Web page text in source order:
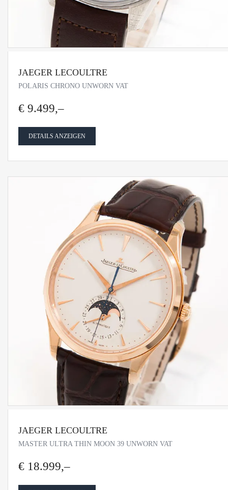
JAEGER LECOULTRE
POLARIS CHRONO UNWORN VAT
€ 9.499,–
DETAILS ANZEIGEN
JAEGER LECOULTRE
MASTER ULTRA THIN MOON 39 UNWORN VAT
€ 18.999,–